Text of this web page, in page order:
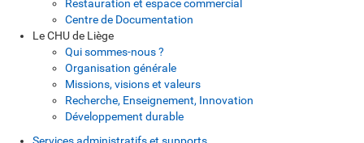
Restauration et espace commercial
Centre de Documentation
Le CHU de Liège
Qui sommes-nous ?
Organisation générale
Missions, visions et valeurs
Recherche, Enseignement, Innovation
Développement durable